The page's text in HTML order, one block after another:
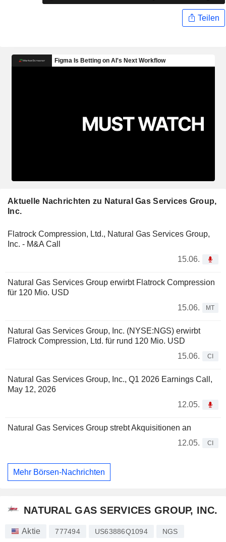
Teilen
Aktuelle Nachrichten zu Natural Gas Services Group,
Inc.
Flatrock Compression, Ltd., Natural Gas Services Group,
Inc. - M&A Call
15.06.
Natural Gas Services Group erwirbt Flatrock Compression
für 120 Mio. USD
15.06.
MT
Natural Gas Services Group, Inc. (NYSE:NGS) erwirbt
Flatrock Compression, Ltd. für rund 120 Mio. USD
15.06.
CI
Natural Gas Services Group, Inc., Q1 2026 Earnings Call,
May 12, 2026
12.05.
Natural Gas Services Group strebt Akquisitionen an
12.05.
CI
Mehr Börsen-Nachrichten
NATURAL GAS SERVICES GROUP, INC.
Aktie 777494 US63886Q1094 NGS